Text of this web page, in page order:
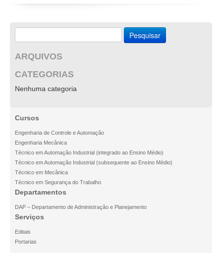
por:
ARQUIVOS
CATEGORIAS
Nenhuma categoria
Cursos
Engenharia de Controle e Automação
Engenharia Mecânica
Técnico em Automação Industrial (integrado ao Ensino Médio)
Técnico em Automação Industrial (subsequente ao Ensino Médio)
Técnico em Mecânica
Técnico em Segurança do Trabalho
Departamentos
DAP – Departamento de Administração e Planejamento
Serviços
Editais
Portarias